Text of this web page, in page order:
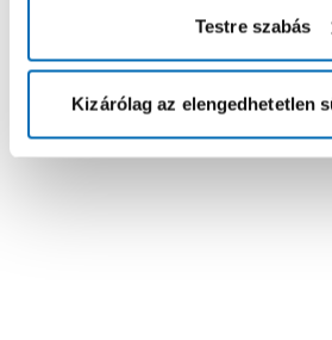
Testre szabás
Kizárólag az elengedhetetlen